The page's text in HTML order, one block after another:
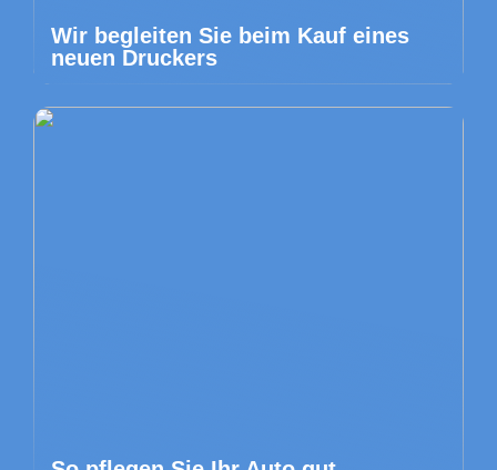
Wir begleiten Sie beim Kauf eines
neuen Druckers